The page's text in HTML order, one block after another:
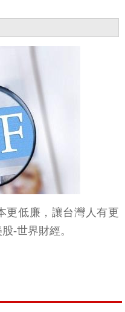
更低廉，讓台灣人有更
-世界財經。